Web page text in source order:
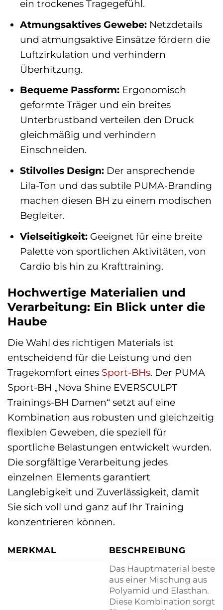
ein trockenes Tragegefühl.
Atmungsaktives Gewebe:Netzdetails
und atmungsaktive Einsätze fördern die
Luftzirkulation und verhindern
Überhitzung.
Bequeme Passform:Ergonomisch
geformte Träger und ein breites
Unterbrustband verteilen den Druck
gleichmäßig und verhindern
Einschneiden.
Stilvolles Design:Der ansprechende
Lila-Ton und das subtile PUMA-Branding
machen diesen BH zu einem modischen
Begleiter.
Vielseitigkeit:Geeignet für eine breite
Palette von sportlichen Aktivitäten, von
Cardio bis hin zu Krafttraining.
Hochwertige Materialien und
Verarbeitung: Ein Blick unter die
Haube
Die Wahl des richtigen Materials ist
entscheidend für die Leistung und den
Tragekomfort eines Sport-BHs. Der PUMA
Sport-BH „Nova Shine EVERSCULPT
Trainings-BH Damen“ setzt auf eine
Kombination aus robusten und gleichzeitig
flexiblen Geweben, die speziell für
sportliche Belastungen entwickelt wurden.
Die sorgfältige Verarbeitung jedes
einzelnen Elements garantiert
Langlebigkeit und Zuverlässigkeit, damit
Sie sich voll und ganz auf Ihr Training
konzentrieren können.
MERKMAL BESCHREIBUNG
Das Hauptmaterial
aus einer Mischung aus
Polyamid und Elasthan.
Diese Kombination sorgt